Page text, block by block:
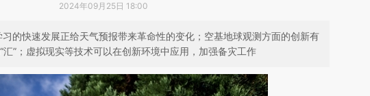
2024年09月25日 18:00
的快速发展正给天气预报带来革命性的变化；空基地球观测方面的创新有
汇”；虚拟现实等技术可以在创新环境中应用，加强备灾工作